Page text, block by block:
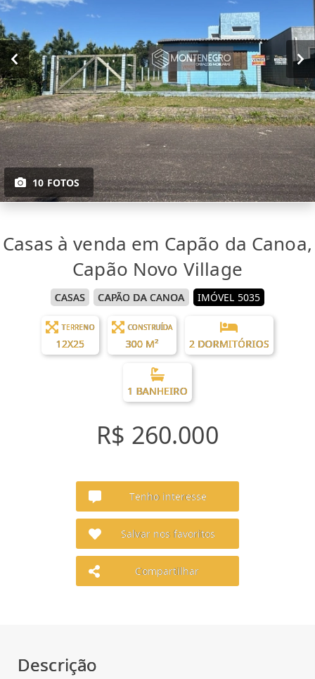
10 FOTOS
Casas à venda em Capão da Canoa,
Capão Novo Village
CASAS CAPÃO DA CANOA IMÓVEL 5035
TERRENO
12X25
CONSTRUÍDA
300 M² 2 DORMITÓRIOS
1 BANHEIRO
R$ 260.000
Tenho interesse
Salvar nos favoritos
Compartilhar
Descrição